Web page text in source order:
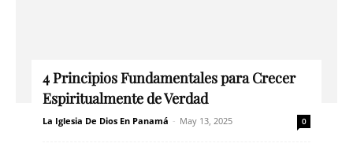
4 Principios Fundamentales para Crecer
Espiritualmente de Verdad
La Iglesia De Dios En Panamá - May 13, 2025 0